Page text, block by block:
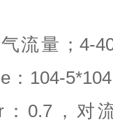
流量；4-
104-
0.7，对